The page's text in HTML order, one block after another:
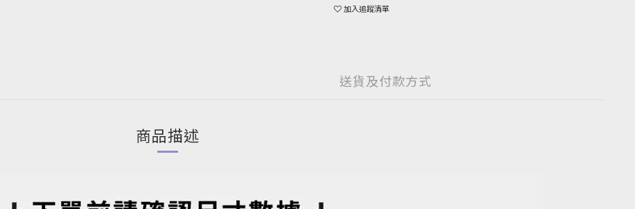
加入追蹤清單
送貨及付款方式
商品描述